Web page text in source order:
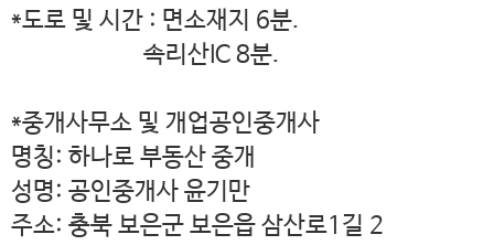
*도로 및 시간 : 면소재지 6분.
속리산IC 8분.
*중개사무소 및 개업공인중개사
명칭: 하나로 부동산 중개
성명: 공인중개사 윤기만
주소: 충북 보은군 보은읍 삼산로1길 2